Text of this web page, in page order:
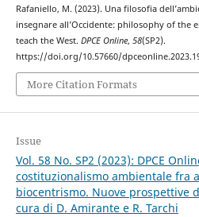
Rafaniello, M. (2023). Una filosofia
insegnare all’Occidente: philosophy of the
teach the West. DPCE Online, 58(SP2).
https://doi.org/10.57660/
More Citation Formats
Issue
Vol. 58 No. SP2 (2023): DPCE
costituzionalismo ambientale fra
biocentrismo. Nuove prospettive
cura di D. Amirante e R. Tarchi